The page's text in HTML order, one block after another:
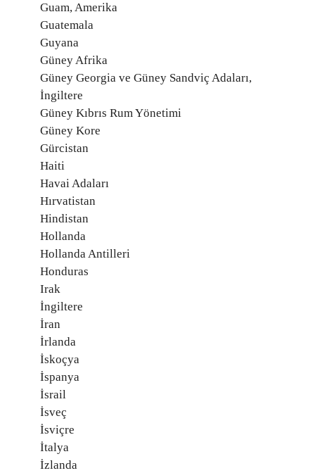
Guam, Amerika
Guatemala
Guyana
Güney Afrika
Güney Georgia ve Güney Sandviç Adaları,
İngiltere
Güney Kıbrıs Rum Yönetimi
Güney Kore
Gürcistan
Haiti
Havai Adaları
Hırvatistan
Hindistan
Hollanda
Hollanda Antilleri
Honduras
Irak
İngiltere
İran
İrlanda
İskoçya
İspanya
İsrail
İsveç
İsviçre
İtalya
İzlanda